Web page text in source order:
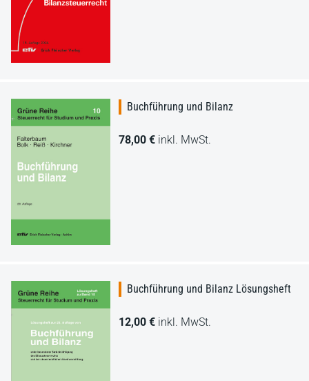
Buchführung und Bilanz
78,00 € inkl. MwSt.
Buchführung und Bilanz Lösungsheft
12,00 € inkl. MwSt.